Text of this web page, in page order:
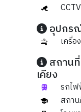
CCTV
อุปกร
เครื่
สถาน
เคียง
รถไ
สถา